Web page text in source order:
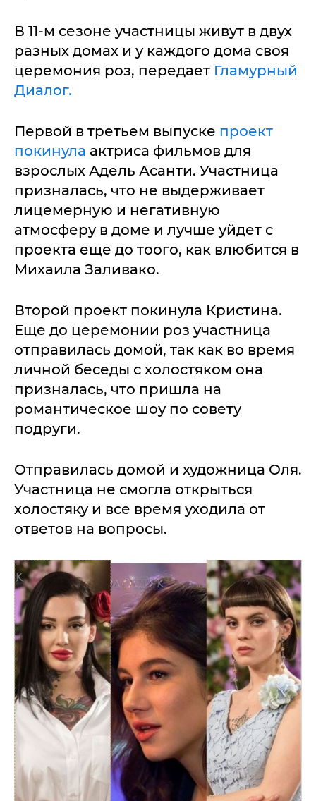
В 11-м сезоне участницы живут в двух
разных домах и у каждого дома своя
церемония роз, передает Гламурный
Диалог.
Первой в третьем выпуске проект
покинула актриса фильмов для
взрослых Адель Асанти. Участница
призналась, что не выдерживает
лицемерную и негативную
атмосферу в доме и лучше уйдет с
проекта еще до тоого, как влюбится в
Михаила Заливако.
Второй проект покинула Кристина.
Еще до церемонии роз участница
отправилась домой, так как во время
личной беседы с холостяком она
призналась, что пришла на
романтическое шоу по совету
подруги.
Отправилась домой и художница Оля.
Участница не смогла открыться
холостяку и все время уходила от
ответов на вопросы.